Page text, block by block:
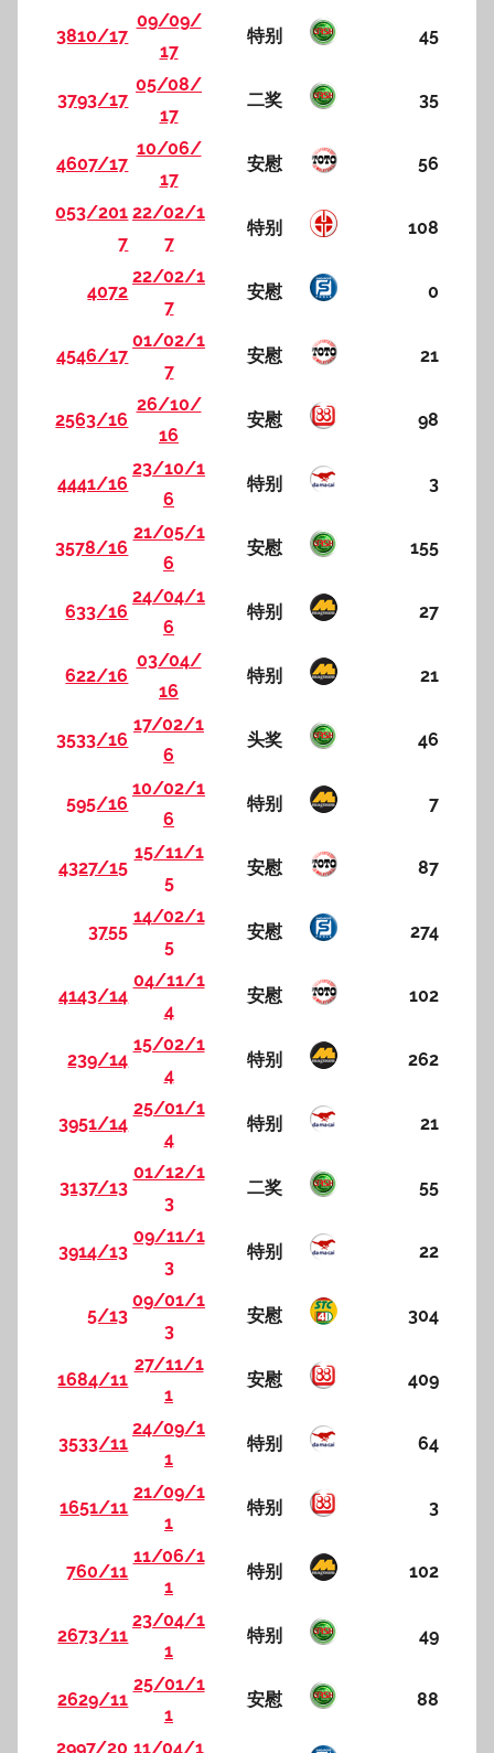
3810/17
09/09/
17
特别 45
3793/17
05/08/
17
二奖 35
4607/17
10/06/
17
安慰 56
053/201
7
22/02/1
7
特别 108
4072
22/02/1
7
安慰 0
4546/17
01/02/1
7
安慰 21
2563/16
26/10/
16
安慰 98
4441/16
23/10/1
6
特别 3
3578/16
21/05/1
6
安慰 155
633/16
24/04/1
6
特别 27
622/16
03/04/
16
特别 21
3533/16
17/02/1
6
头奖 46
595/16
10/02/1
6
特别 7
4327/15
15/11/1
5
安慰 87
3755
14/02/1
5
安慰 274
4143/14
04/11/1
4
安慰 102
239/14
15/02/1
4
特别 262
3951/14
25/01/1
4
特别 21
3137/13
01/12/1
3
二奖 55
3914/13
09/11/1
3
特别 22
5/13
09/01/1
3
安慰 304
1684/11
27/11/1
1
安慰 409
3533/11
24/09/1
1
特别 64
1651/11
21/09/1
1
特别 3
760/11
11/06/1
1
特别 102
2673/11
23/04/1
1
特别 49
2629/11
25/01/1
1
安慰 88
2997/20 11/04/1